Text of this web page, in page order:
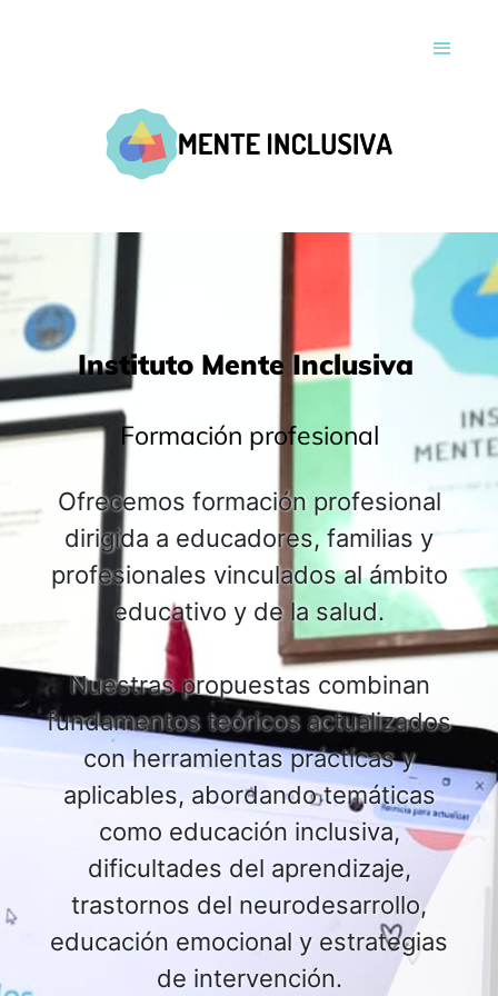
Instituto Mente Inclusiva
Formación profesional
Ofrecemos formación profesional
dirigida a educadores, familias y
profesionales vinculados al ámbito
educativo y de la salud.
Nuestras propuestas combinan
fundamentos teóricos actualizados
con herramientas prácticas y
aplicables, abordando temáticas
como educación inclusiva,
dificultades del aprendizaje,
trastornos del neurodesarrollo,
educación emocional y estrategias
de intervención.